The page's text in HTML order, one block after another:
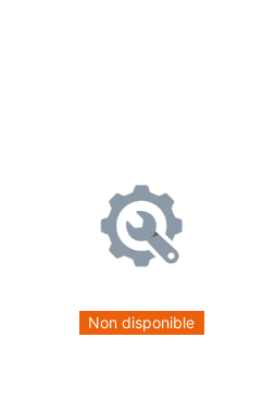
Non disponible